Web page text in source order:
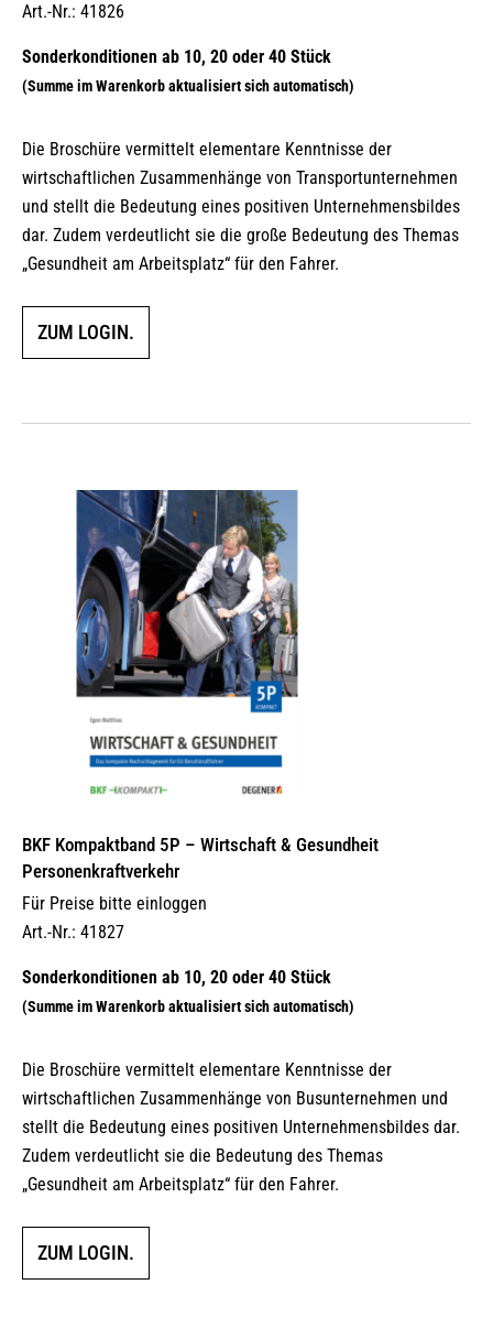
Art.-Nr.: 41826
Die Broschüre vermittelt elementare Kenntnisse der
wirtschaftlichen Zusammenhänge von Transportunternehmen
und stellt die Bedeutung eines positiven Unternehmensbildes
dar. Zudem verdeutlicht sie die große Bedeutung des Themas
„Gesundheit am Arbeitsplatz“ für den Fahrer.
ZUM LOGIN.
BKF Kompaktband 5P – Wirtschaft & Gesundheit
Personenkraftverkehr
Für Preise bitte einloggen
Art.-Nr.: 41827
Die Broschüre vermittelt elementare Kenntnisse der
wirtschaftlichen Zusammenhänge von Busunternehmen und
stellt die Bedeutung eines positiven Unternehmensbildes dar.
Zudem verdeutlicht sie die Bedeutung des Themas
„Gesundheit am Arbeitsplatz“ für den Fahrer.
ZUM LOGIN.